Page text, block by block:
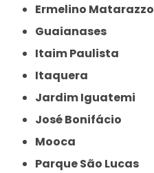
Ermelino Matarazzo
Guaianases
Itaim Paulista
Itaquera
Jardim Iguatemi
José Bonifácio
Mooca
Parque São Lucas